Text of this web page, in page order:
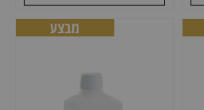
מבצע